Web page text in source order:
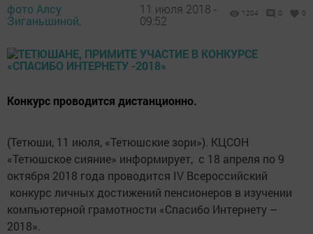
фото Алсу
Зиганьшиной,
11 июля 2018 -
09:52
1204 0 0
Конкурс проводится дистанционно.
(Тетюши, 11 июля, «Тетюшские зори»). КЦСОН
«Тетюшское сияние» информирует, с 18 апреля по 9
октября 2018 года проводится IV Всероссийский
конкурс личных достижений пенсионеров в изучении
компьютерной грамотности «Спасибо Интернету –
2018».